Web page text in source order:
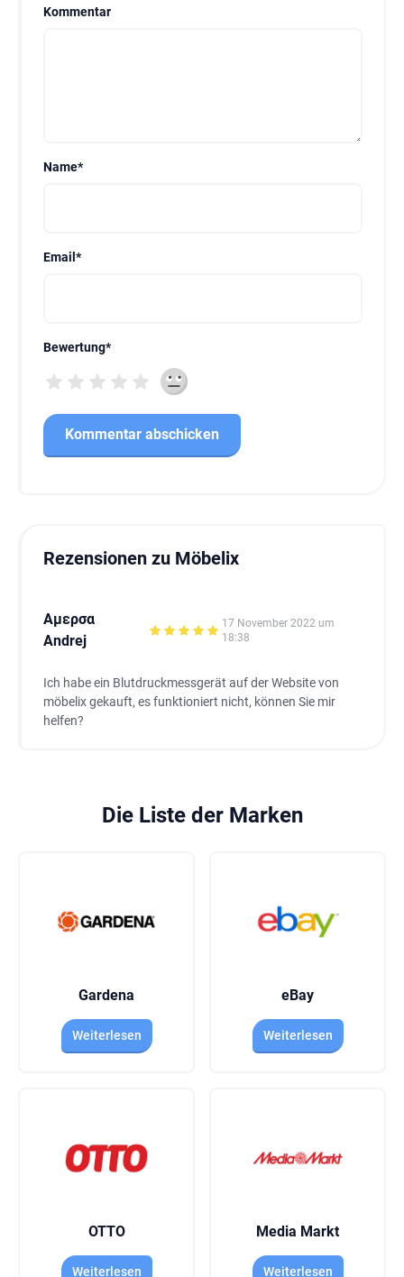
Kommentar
Name*
Email *
Bewertung*
Rezensionen zu Möbelix
Αμερσα
Andrej
17 November 2022 um
18:38
Ich habe ein Blutdruckmessgerät auf der Website von
möbelix gekauft, es funktioniert nicht, können Sie mir
helfen?
Die Liste der Marken
Gardena
Weiterlesen
eBay
Weiterlesen
OTTO
Weiterlesen
Media Markt
Weiterlesen